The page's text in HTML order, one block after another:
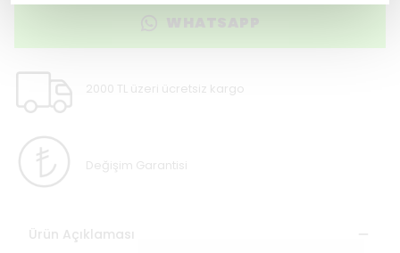
WHATSAPP
2000 TL üzeri ücretsiz kargo
Değişim Garantisi
Ürün Açıklaması